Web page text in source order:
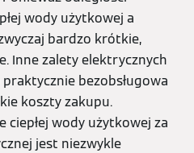
wody użytkowej a
bardzo krótkie,
Inne zalety elektrycznych
bezobsługowa
koszty zakupu.
ciepłej wody użytkowej za
jest niezwykle